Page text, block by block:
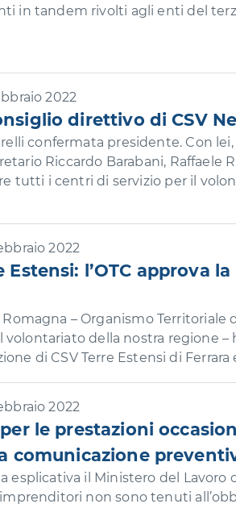
in tandem rivolti agli enti del
2022
direttivo di CSV
confermata presidente. Con
Riccardo Barabani, Raffaele
tutti i centri di servizio per il
2022
Estensi: l’OTC approva
Romagna – Organismo
volontariato della nostra regione –
di CSV Terre Estensi di
2022
le prestazioni
comunicazione
esplicativa il Ministero del Lavoro
non sono tenuti